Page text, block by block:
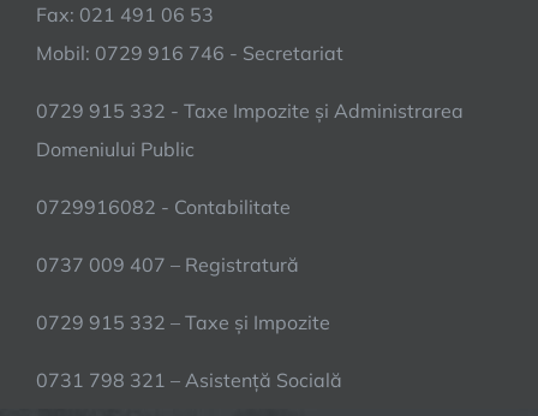
Fax: 021 491 06 53
Mobil: 0729 916 746 - Secretariat
0729 915 332 - Taxe Impozite și Administrarea
Domeniului Public
0729916082 - Contabilitate
0737 009 407 – Registratură
0729 915 332 – Taxe și Impozite
0731 798 321 – Asistență Socială